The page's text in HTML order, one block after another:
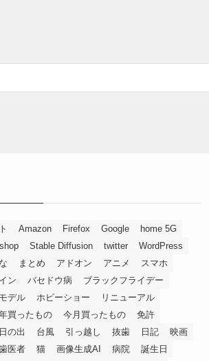
Amazon Firefox Google
home 5G
Stable Diffusion twitter
WordPress
まとめ アドオン アニメ
スマホ
ン バセドウ病
ブラックフライデー
デル ホビーショー
リニューアル
買ったもの 今月買ったもの
免許
の出 台風 引っ越し 抜歯 日記
映画
医者 猫 画像生成AI 病院 誕生日